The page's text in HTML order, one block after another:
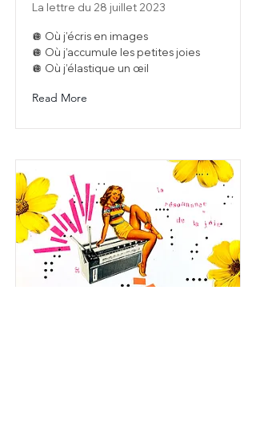
La lettre du 28 juillet 2023
🪩 Où j'écris en images
🪩 Où j’accumule les petites joies
🪩 Où j’élastique un œil
Read More